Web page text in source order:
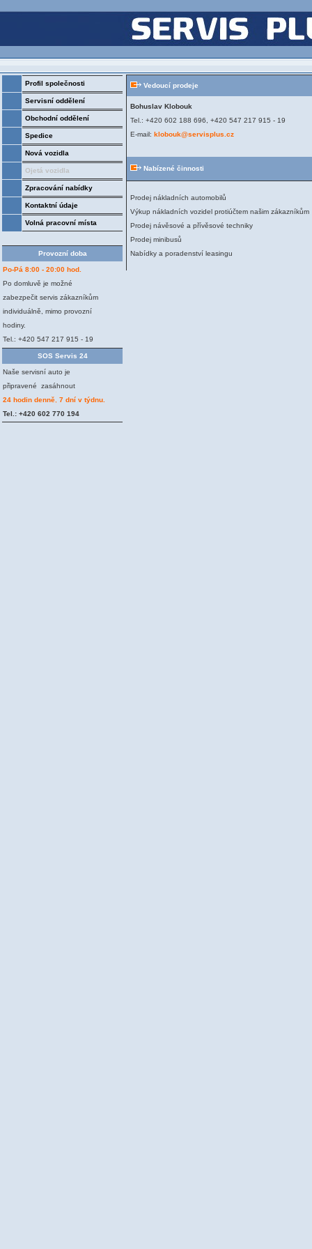
Profil společnosti
Servisní oddělení
Obchodní oddělení
Spedice
Nová vozidla
Ojetá vozidla
Zpracování nabídky
Kontaktní údaje
Volná pracovní místa
Provozní doba
Po-Pá 8:00 - 20:00 hod.
Po domluvě je možné
zabezpečit servis zákazníkům
individuálně, mimo provozní
hodiny.
Tel.: +420 547 217 915 - 19
SOS Servis 24
Naše servisní auto je
připravené zasáhnout
24 hodin denně 7 dní v týdnu.
Tel.: +420 602 770 194
Vedoucí prodeje
Bohuslav Klobouk
Tel.: +420 602 188 696, +420 547 217 915 - 19
E-mail: klobouk@servisplus.cz
Nabízené činnosti
Prodej nákladních automobilů
Výkup nákladních vozidel protiúčtem našim zákazníkům
Prodej návěsové a přívěsové techniky
Prodej minibusů
Nabídky a poradenství leasingu